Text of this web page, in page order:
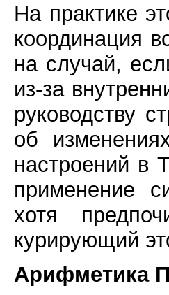
На практике
координация
на случай,
из-за
руководству
об
настроений в
применение
хотя
курирующий
Арифметика